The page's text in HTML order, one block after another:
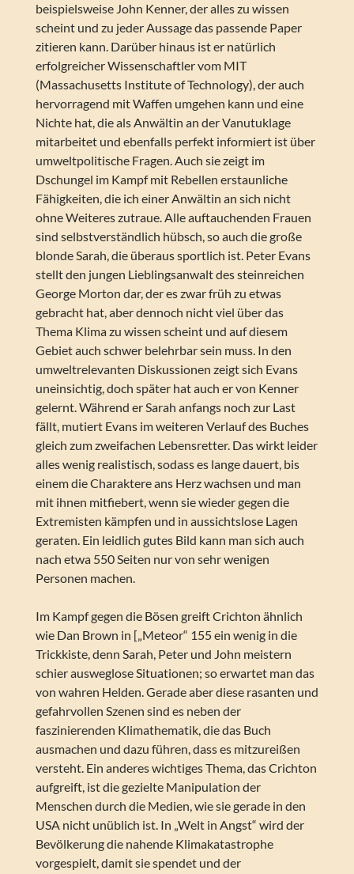
beispielsweise John Kenner, der alles zu wissen
scheint und zu jeder Aussage das passende Paper
zitieren kann. Darüber hinaus ist er natürlich
erfolgreicher Wissenschaftler vom MIT
(Massachusetts Institute of Technology), der auch
hervorragend mit Waffen umgehen kann und eine
Nichte hat, die als Anwältin an der Vanutuklage
mitarbeitet und ebenfalls perfekt informiert ist über
umweltpolitische Fragen. Auch sie zeigt im
Dschungel im Kampf mit Rebellen erstaunliche
Fähigkeiten, die ich einer Anwältin an sich nicht
ohne Weiteres zutraue. Alle auftauchenden Frauen
sind selbstverständlich hübsch, so auch die große
blonde Sarah, die überaus sportlich ist. Peter Evans
stellt den jungen Lieblingsanwalt des steinreichen
George Morton dar, der es zwar früh zu etwas
gebracht hat, aber dennoch nicht viel über das
Thema Klima zu wissen scheint und auf diesem
Gebiet auch schwer belehrbar sein muss. In den
umweltrelevanten Diskussionen zeigt sich Evans
uneinsichtig, doch später hat auch er von Kenner
gelernt. Während er Sarah anfangs noch zur Last
fällt, mutiert Evans im weiteren Verlauf des Buches
gleich zum zweifachen Lebensretter. Das wirkt leider
alles wenig realistisch, sodass es lange dauert, bis
einem die Charaktere ans Herz wachsen und man
mit ihnen mitfiebert, wenn sie wieder gegen die
Extremisten kämpfen und in aussichtslose Lagen
geraten. Ein leidlich gutes Bild kann man sich auch
nach etwa 550 Seiten nur von sehr wenigen
Personen machen.
Im Kampf gegen die Bösen greift Crichton ähnlich
wie Dan Brown in [„Meteor“ 155 ein wenig in die
Trickkiste, denn Sarah, Peter und John meistern
schier ausweglose Situationen; so erwartet man das
von wahren Helden. Gerade aber diese rasanten und
gefahrvollen Szenen sind es neben der
faszinierenden Klimathematik, die das Buch
ausmachen und dazu führen, dass es mitzureißen
versteht. Ein anderes wichtiges Thema, das Crichton
aufgreift, ist die gezielte Manipulation der
Menschen durch die Medien, wie sie gerade in den
USA nicht unüblich ist. In „Welt in Angst“ wird der
Bevölkerung die nahende Klimakatastrophe
vorgespielt, damit sie spendet und der